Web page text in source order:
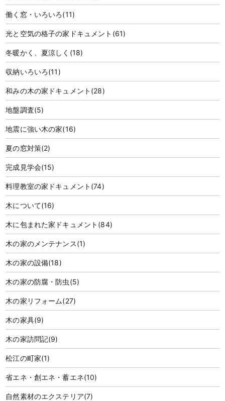
働く窓・いろいろ(11)
光と空気の格子の家ドキュメント (61)
冬暖かく、夏涼しく (18)
収納いろいろ(11)
和みの木の家ドキュメント (28)
地盤調査(5)
地震に強い木の家(16)
夏の窓対策(2)
完成見学会(15)
料理教室の家ドキュメント (74)
木について(16)
木に包まれた家ドキュメント (84)
木の家のメンテナンス(1)
木の家の設備(18)
木の家の防腐・防虫 (5)
木の家リフォーム(27)
木の家具(9)
木の家訪問記(9)
松江の町家(1)
省エネ・創エネ・蓄エネ(10)
自然素材のエクステリア(7)